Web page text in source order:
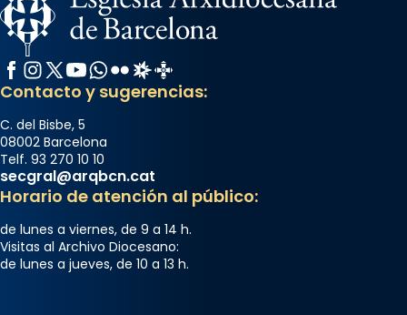
Facebook
Instagram
X / Twitter
YouTube
WhatsApp
FlickrRadio Estel
Catalunya Cristiana
Contacto y sugerencias:
C. del Bisbe, 5
08002 Barcelona
Telf. 93 270 10 10
secgral@arqbcn.cat
Horario de atención al público:
de lunes a viernes, de 9 a 14 h.
Visitas al Archivo Diocesano:
de lunes a jueves, de 10 a 13 h.